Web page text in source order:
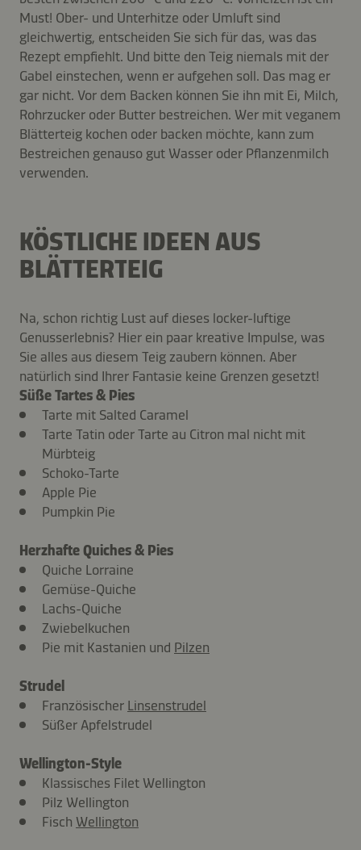
Must! Ober- und Unterhitze oder Umluft sind
gleichwertig, entscheiden Sie sich für das, was das
Rezept empfiehlt. Und bitte den Teig niemals mit der
Gabel einstechen, wenn er aufgehen soll. Das mag er
gar nicht. Vor dem Backen können Sie ihn mit Ei, Milch,
Rohrzucker oder Butter bestreichen. Wer mit veganem
Blätterteig kochen oder backen möchte, kann zum
Bestreichen genauso gut Wasser oder Pflanzenmilch
verwenden.
KÖSTLICHE IDEEN AUS
BLÄTTERTEIG
Na, schon richtig Lust auf dieses locker-luftige
Genusserlebnis? Hier ein paar kreative Impulse, was
Sie alles aus diesem Teig zaubern können. Aber
natürlich sind Ihrer Fantasie keine Grenzen gesetzt!
Süße Tartes & Pies
Tarte mit Salted Caramel
Tarte Tatin oder Tarte au Citron mal nicht mit
Mürbteig
Schoko-Tarte
Apple Pie
Pumpkin Pie
Herzhafte Quiches & Pies
Quiche Lorraine
Gemüse-Quiche
Lachs-Quiche
Zwiebelkuchen
Pie mit Kastanien und Pilzen
Strudel
Französischer Linsenstrudel
Süßer Apfelstrudel
Wellington-Style
Klassisches Filet Wellington
Pilz Wellington
Fisch Wellington